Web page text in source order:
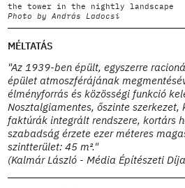
the tower in the nightly landscape
Photo by András Ladocsi
MÉLTATÁS
"Az 1939-ben épült, egyszerre
épület atmoszférájának
élményforrás és közösségi funkció
Nosztalgiamentes, őszinte szerkezet,
faktúrák integrált rendszere, kortárs
szabadság érzete ezer méteres
szintterület: 45 m²."
(Kalmár László - Média Építészeti